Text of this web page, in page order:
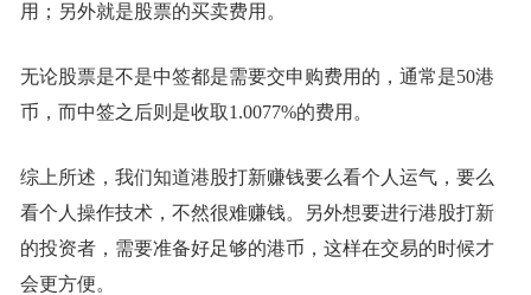
用；另外就是股票的买卖费用。
无论股票是不是中签都是需要交申购费用的，通常是50港
币，而中签之后则是收取1.0077%的费用。
综上所述，我们知道港股打新赚钱要么看个人运气，要么
看个人操作技术，不然很难赚钱。另外想要进行港股打新
的投资者，需要准备好足够的港币，这样在交易的时候才
会更方便。